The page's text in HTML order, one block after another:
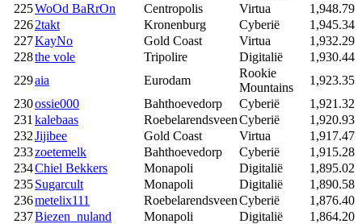
225WoOd BaRrOn Centropolis Virtua
1,948.79
2262takt Kronenburg Cyberië
1,945.34
227KayNo Gold Coast Virtua
1,932.29
228the vole Tripolire Digitalië
1,930.44
229aia Eurodam
Rookie
Mountains
1,923.35
230ossie000 Bahthoevedorp Cyberië
1,921.32
231 kalebaas RoebelarendsveenCyberië
1,920.93
232Jijibee Gold Coast Virtua
1,917.47
233zoetemelk Bahthoevedorp Cyberië
1,915.28
234Chiel Bekkers Monapoli Digitalië
1,895.02
235Sugarcult Monapoli Digitalië
1,890.58
236metelix111 RoebelarendsveenCyberië
1,876.40
237Biezen_nuland Monapoli Digitalië
1,864.20